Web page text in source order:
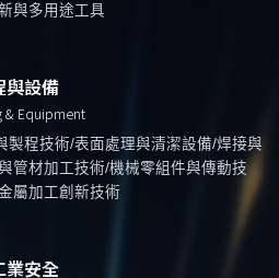
與多用途工具
與設備
& Equipment
製程技術/表面處理與清潔設備/焊接與
管材加工技術/機械零組件與傳動技
屬加工創新技術
業安全